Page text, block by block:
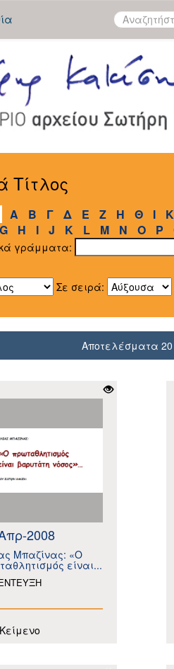
Τίτλος
Α Β Γ Δ Ε Ζ Η Θ Ι Κ
G H I J K L M N O P
γράμματα:
Σε σειρά:
Αποτελέσματα
2008
Μπαζίνας: «Ο
είναι...
Κείμενο